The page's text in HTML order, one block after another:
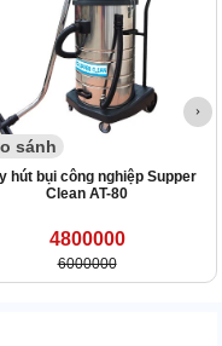
sánh
hút bụi công nghiệp Supper
Clean AT-80
4800000
6000000